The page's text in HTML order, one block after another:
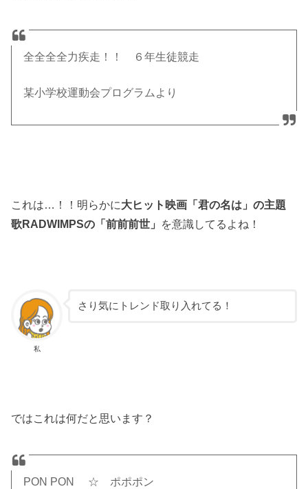
全全全全力疾走！！ ６年生徒競走
某小学校運動会プログラムより
これは…！！明らかに大ヒット映画「君の名は」の主題
歌RADWIMPSの「前前前世」 を意識してるよね！
私
さり気にトレンド取り入れてる！
ではこれは何だと思います？
PON PON ☆ ポポポン